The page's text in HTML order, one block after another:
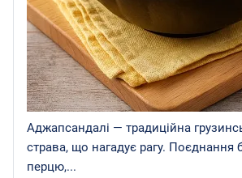
Аджапсандалі — традиційна
страва, що нагадує рагу. Поєднання
перцю,...